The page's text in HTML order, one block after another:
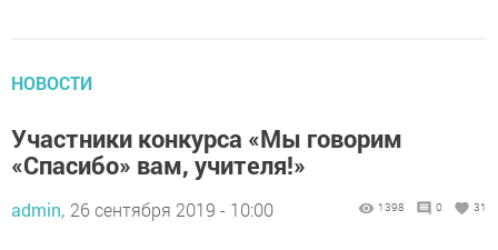
НОВОСТИ
Участники конкурса «Мы говорим
«Спасибо» вам, учителя!»
admin, 26 сентября 2019 - 10:00 1398 0 31